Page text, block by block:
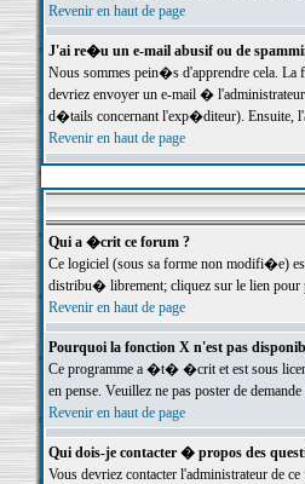
Revenir en haut de page
J'ai re�u un e-mail abusif ou de
Nous sommes pein�s d'apprendre cela. La
devriez envoyer un e-mail �
d�tails concernant l'exp�diteur). Ensuite,
Revenir en haut de page
Qui a �crit ce forum ?
Ce logiciel (sous sa forme non modifi�e)
distribu� librement; cliquez sur le lien
Revenir en haut de page
Pourquoi la fonction X n'est pas
Ce programme a �t� �crit et est sous
en pense. Veuillez ne pas poster de
Revenir en haut de page
Qui dois-je contacter � propos des
Vous devriez contacter l'administrateur de